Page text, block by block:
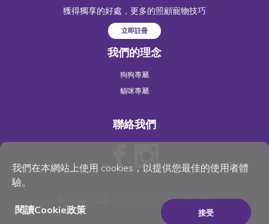
我們在本網站上使用 cookies，以提供您最佳的使用者體
驗。
閱讀Cookie政策 接受
獲得獨享的好處，更多的照顧寵物技巧
立即註冊
我們的理念
狗狗專屬
貓咪專屬
聯絡我們
, LLC 2023. All Rights Reserved